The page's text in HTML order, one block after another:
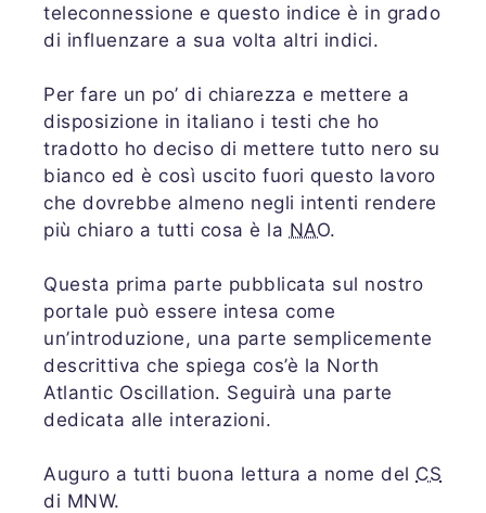
teleconnessione e questo indice è in grado
di influenzare a sua volta altri indici.
Per fare un po’ di chiarezza e mettere a
disposizione in italiano i testi che ho
tradotto ho deciso di mettere tutto nero su
bianco ed è così uscito fuori questo lavoro
che dovrebbe almeno negli intenti rendere
più chiaro a tutti cosa è la NAO.
Questa prima parte pubblicata sul nostro
portale può essere intesa come
un’introduzione, una parte semplicemente
descrittiva che spiega cos’è la North
Atlantic Oscillation. Seguirà una parte
dedicata alle interazioni.
Auguro a tutti buona lettura a nome del CS
di MNW.